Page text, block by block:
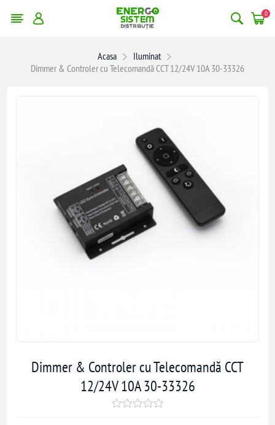
0
Acasa
Iluminat
Dimmer & Controler cu Telecomandă CCT 12/24V 10A 30-33326
Dimmer & Controler cu Telecomandă CCT
12/24V 10A 30-33326